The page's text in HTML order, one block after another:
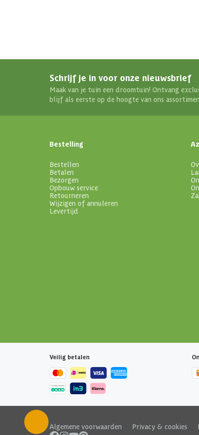
Schrijf je in voor onze nieuwsbrief
Maak van je tuin een droomtuin! Ontvang
blijf als eerste op de hoogte van ons
Bestelling
Bestellen
Betalen
Bezorgen
Opbouw service
Retourneren
Wijzigen of annuleren
Levertijd
Veilig betalen
Algemene voorwaarden Privacy & cookies